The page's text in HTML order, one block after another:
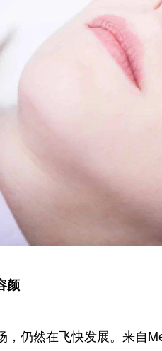
颜
仍然在飞快发展。来自